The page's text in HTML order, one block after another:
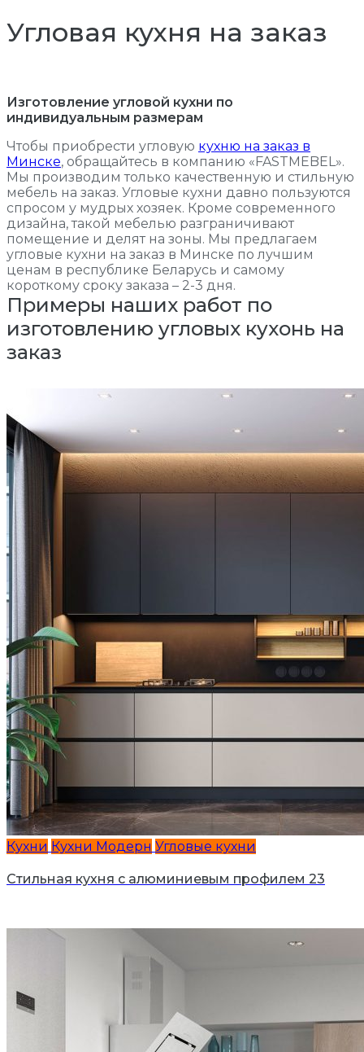
Угловая кухня на заказ
Изготовление угловой кухни по
индивидуальным размерам
Чтобы приобрести угловую кухню на заказ в
Минске, обращайтесь в компанию «FASTMEBEL».
Мы производим только качественную и стильную
мебель на заказ. Угловые кухни давно пользуются
спросом у мудрых хозяек. Кроме современного
дизайна, такой мебелью разграничивают
помещение и делят на зоны. Мы предлагаем
угловые кухни на заказ в Минске по лучшим
ценам в республике Беларусь и самому
короткому сроку заказа – 2-3 дня.
Примеры наших работ по
изготовлению угловых кухонь на
заказ
Кухни Кухни Модерн Угловые кухни
Стильная кухня с алюминиевым профилем 23